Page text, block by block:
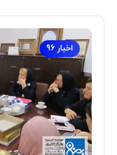
اخبار 96